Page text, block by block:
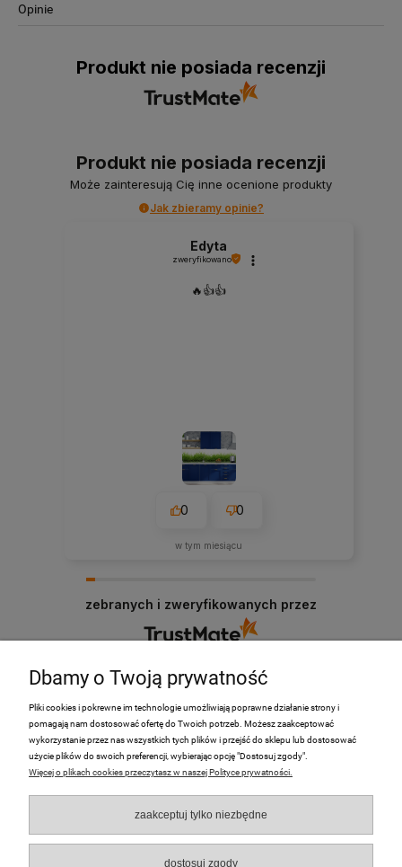
Opinie
Produkt nie posiada recenzji
Produkt nie posiada recenzji
Może zainteresują Cię inne ocenione produkty
Jak zbieramy opinie?
Edyta
zweryfikowano
🔥👍️👍️
0 0
w tym miesiącu
zebranych i zweryfikowanych przez
PRODUKTY
Moje Konto
Płatności i dostawa
O nas
Dbamy o Twoją prywatność
Pliki cookies i pokrewne im technologie umożliwiają poprawne działanie strony i
pomagają nam dostosować ofertę do Twoich potrzeb. Możesz zaakceptować
wykorzystanie przez nas wszystkich tych plików i przejść do sklepu lub dostosować
użycie plików do swoich preferencji, wybierając opcję "Dostosuj zgody".
Więcej o plikach cookies przeczytasz w naszej Polityce prywatności.
zaakceptuj tylko niezbędne
dostosuj zgody